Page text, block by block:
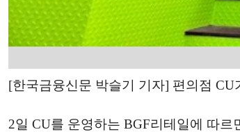
[한국금융신문 박슬기 기자] 편의점 CU
2일 CU를 운영하는 BGF리테일에 따